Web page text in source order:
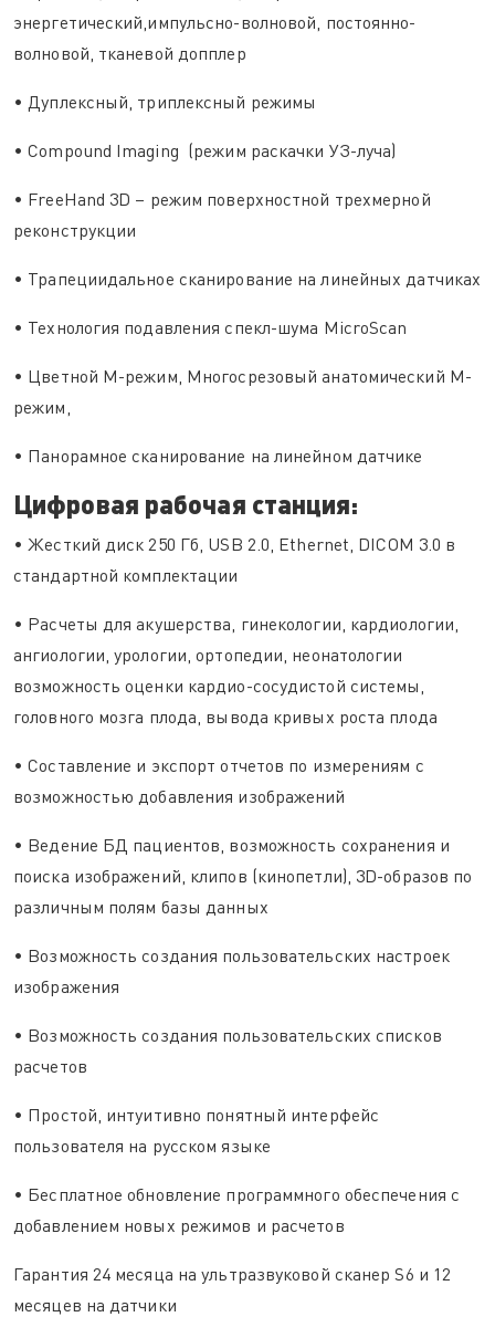
энергетический,импульсно-волновой, постоянно-
волновой, тканевой допплер
• Дуплексный, триплексный режимы
• Compound Imaging (режим раскачки УЗ-луча)
• FreeHand 3D – режим поверхностной трехмерной
реконструкции
• Трапециидальное сканирование на линейных датчиках
• Технология подавления спекл-шума MicroScan
• Цветной М-режим, Многосрезовый анатомический М-
режим,
• Панорамное сканирование на линейном датчике
Цифровая рабочая станция:
• Жесткий диск 250 Гб, USB 2.0, Ethernet, DICOM 3.0 в
стандартной комплектации
• Расчеты для акушерства, гинекологии, кардиологии,
ангиологии, урологии, ортопедии, неонатологии
возможность оценки кардио-сосудистой системы,
головного мозга плода, вывода кривых роста плода
• Составление и экспорт отчетов по измерениям с
возможностью добавления изображений
• Ведение БД пациентов, возможность сохранения и
поиска изображений, клипов (кинопетли), 3D-образов по
различным полям базы данных
• Возможность создания пользовательских настроек
изображения
• Возможность создания пользовательских списков
расчетов
• Простой, интуитивно понятный интерфейс
пользователя на русском языке
• Бесплатное обновление программного обеспечения с
добавлением новых режимов и расчетов
Гарантия 24 месяца на ультразвуковой сканер S6 и 12
месяцев на датчики